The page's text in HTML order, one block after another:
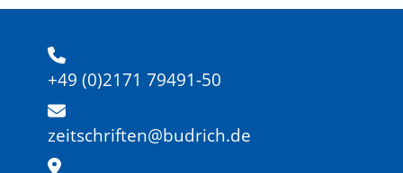
+49 (0)2171 79491-50
zeitschriften@budrich.de